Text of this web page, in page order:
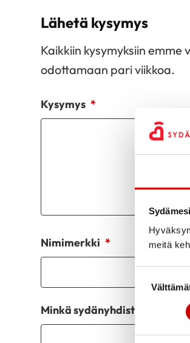
meitä
Lähetä kysymys
Kaikkiin kysymyksiin
odottamaan pari viikkoa.
Kysymys *
Nimimerkki *
Minkä sydänyhdistyksen